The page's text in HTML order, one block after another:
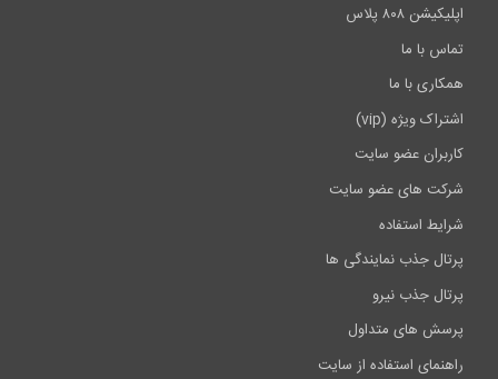
اپلیکیشن ۸۰۸ پلاس
تماس با ما
همکاری با ما
اشتراک ویژه (vip)
کاربران عضو سایت
شرکت های عضو سایت
شرایط استفاده
پرتال جذب نمایندگی ها
پرتال جذب نیرو
پرسش های متداول
راهنمای استفاده از سایت